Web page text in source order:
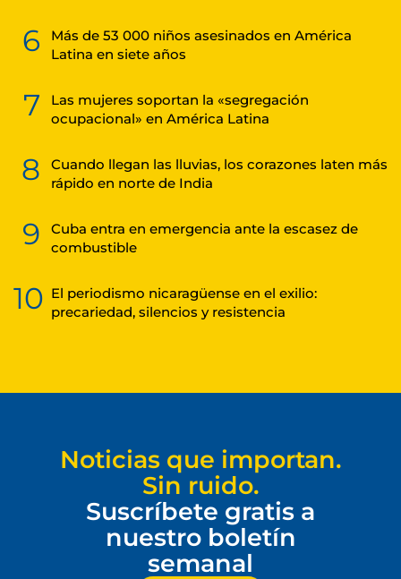
6
Más de 53 000 niños asesinados en América
Latina en siete años
7
Las mujeres soportan la «segregación
ocupacional» en América Latina
8
Cuando llegan las lluvias, los corazones laten más
rápido en norte de India
9
Cuba entra en emergencia ante la escasez de
combustible
10 El periodismo nicaragüense en el exilio:
precariedad, silencios y resistencia
Noticias que importan.
Sin ruido.
Suscríbete gratis a
nuestro boletín
semanal